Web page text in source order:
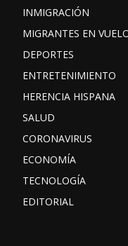
INMIGRACIÓN
MIGRANTES EN
DEPORTES
ENTRETENIMIENTO
HERENCIA HISPANA
SALUD
CORONAVIRUS
ECONOMÍA
TECNOLOGÍA
EDITORIAL